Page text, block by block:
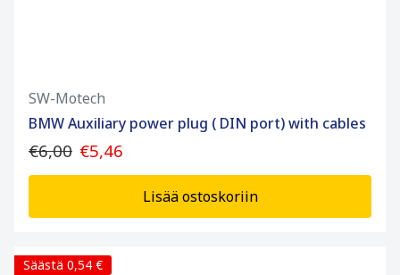
SW-Motech
BMW Auxiliary power plug ( DIN port) with cables
€6,00 €5,46
Lisää ostoskoriin
Säästä 0,54 €